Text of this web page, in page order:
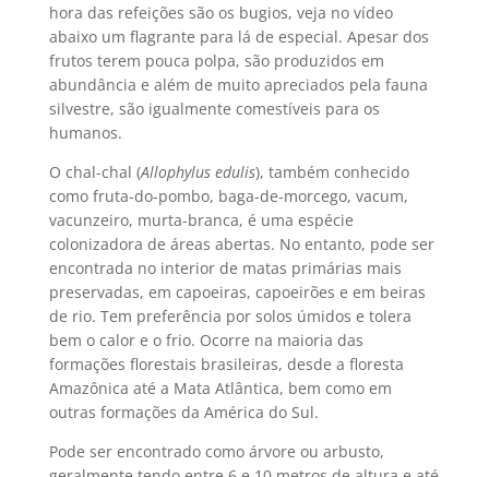
hora das refeições são os bugios, veja no vídeo
abaixo um flagrante para lá de especial. Apesar dos
frutos terem pouca polpa, são produzidos em
abundância e além de muito apreciados pela fauna
silvestre, são igualmente comestíveis para os
humanos.
O chal-chal (Allophylus edulis), também conhecido
como fruta-do-pombo, baga-de-morcego, vacum,
vacunzeiro, murta-branca, é uma espécie
colonizadora de áreas abertas. No entanto, pode ser
encontrada no interior de matas primárias mais
preservadas, em capoeiras, capoeirões e em beiras
de rio. Tem preferência por solos úmidos e tolera
bem o calor e o frio. Ocorre na maioria das
formações florestais brasileiras, desde a floresta
Amazônica até a Mata Atlântica, bem como em
outras formações da América do Sul.
Pode ser encontrado como árvore ou arbusto,